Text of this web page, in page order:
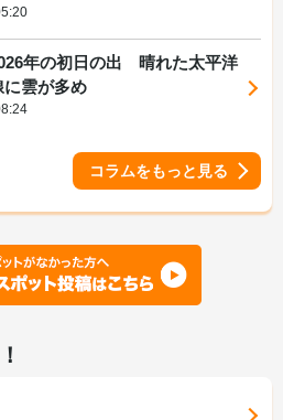
年の初日の出 晴れた太平洋
雲が多め
コラムをもっと見る